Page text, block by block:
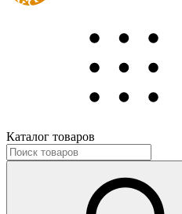
Каталог товаров